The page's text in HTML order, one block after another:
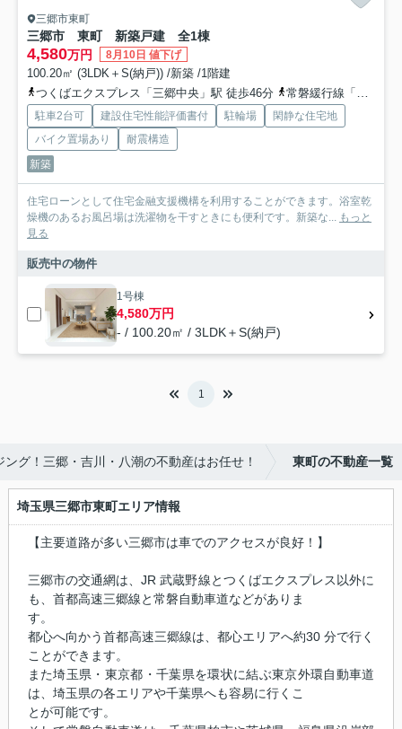
三郷市東町
三郷市 東町 新築戸建 全1棟
4,580万円 8月10日 値下げ
100.20㎡ (3LDK＋S(納戸)) /新築 /1階建
つくばエクスプレス「三郷中央」駅 徒歩46分
常磐緩行線「金町」駅 徒歩49分
駐車2台可 建設住宅性能評価書付 駐輪場
閑静な住宅地
バイク置場あり
耐震構造
新築
住宅ローンとして住宅金融支援機構を利用することができます。浴室乾
燥機のあるお風呂場は洗濯物を干すときにも便利です。新築な...
もっと
見る
販売中の物件
1号棟
4,580万円
- / 100.20㎡ / 3LDK＋S(納戸)
1
グ！三郷・吉川・八潮の不動産はお任せ！ 東町の不動産一覧
埼玉県三郷市東町エリア情報
【主要道路が多い三郷市は車でのアクセスが良好！】
三郷市の交通網は、JR 武蔵野線とつくばエクスプレス以外に
も、首都高速三郷線と常磐自動車道などがありま
す。
都心へ向かう首都高速三郷線は、都心エリアへ約30 分で行く
ことができます。
また埼玉県・東京都・千葉県を環状に結ぶ東京外環自動車道
は、埼玉県の各エリアや千葉県へも容易に行くこ
とが可能です。